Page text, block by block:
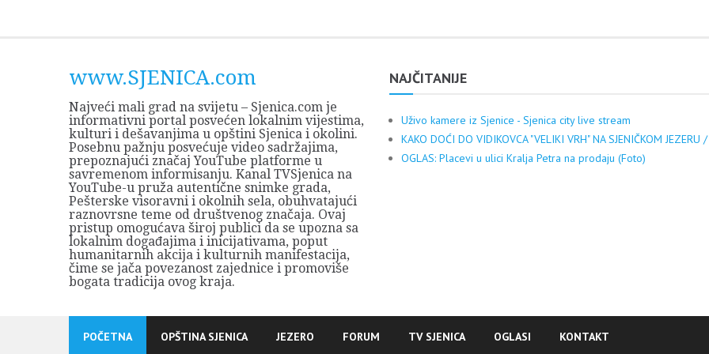
www.SJENICA.com
Najveći mali grad na svijetu – Sjenica.com je
informativni portal posvećen lokalnim vijestima,
kulturi i dešavanjima u opštini Sjenica i okolini.
Posebnu pažnju posvećuje video sadržajima,
prepoznajući značaj YouTube platforme u
savremenom informisanju. Kanal TVSjenica na
YouTube-u pruža autentične snimke grada,
Pešterske visoravni i okolnih sela, obuhvatajući
raznovrsne teme od društvenog značaja. Ovaj
pristup omogućava široj publici da se upozna sa
lokalnim događajima i inicijativama, poput
humanitarnih akcija i kulturnih manifestacija,
čime se jača povezanost zajednice i promoviše
bogata tradicija ovog kraja.
NAJČITANIJE
Uživo kamere iz Sjenice - Sjenica city live stream
KAKO DOĆI DO VIDIKOVCA "VELIKI VRH" NA SJENIČKOM
OGLAS: Placevi u ulici Kralja Petra na prodaju (Foto)
POČETNA OPŠTINA SJENICA JEZERO FORUM TV SJENICA OGLASI KONTAKT